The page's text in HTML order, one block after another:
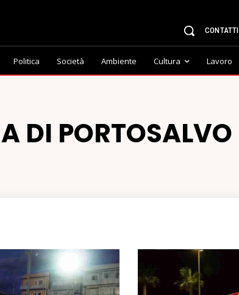
CONTATTI
Politica Società Ambiente Cultura Lavoro
DI PORTOSALVO